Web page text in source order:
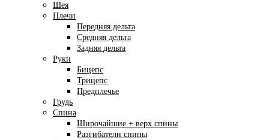
Шея
Плечи
Передняя дельта
Средняя дельта
Задняя дельта
Руки
Бицепс
Трицепс
Предплечье
Грудь
Спина
Широчайшие + верх спины
Разгибатели спины